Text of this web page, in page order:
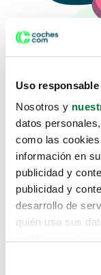
Uso
Nosotros y
datos
como las
información en
publicidad y
publicidad y
desarrollo de
quién usa sus
Lo
te
Pero puedes
buscando en